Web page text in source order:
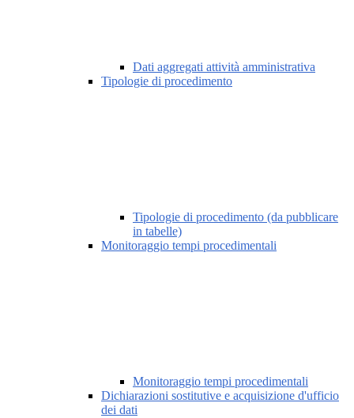
Dati aggregati attività amministrativa
Tipologie di procedimento
Tipologie di procedimento (da pubblicare
in tabelle)
Monitoraggio tempi procedimentali
Monitoraggio tempi procedimentali
Dichiarazioni sostitutive e acquisizione d'ufficio
dei dati